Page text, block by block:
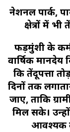
नेशनल पार्क,
क्षेत्रों में भी
फड़मुंशी के
वार्षिक मानदेय
कि तेंदूपत्ता
दिनों तक
जाए, ताकि
मिल सके।
आवश्यक